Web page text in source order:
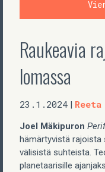
Raukeavia
lomassa
23.1.2024 |
Joel Mäkipuron
hämärtyvistä rajoista
välisistä suhteista.
planetaarisille